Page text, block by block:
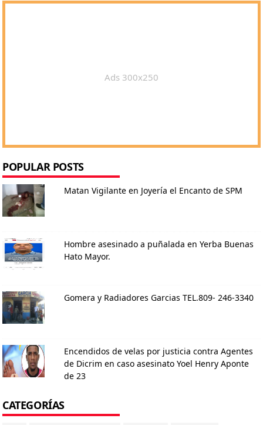
Ads 300x250
POPULAR POSTS
Matan Vigilante en Joyería el Encanto de SPM
Hombre asesinado a puñalada en Yerba Buenas
Hato Mayor.
Gomera y Radiadores Garcias TEL.809- 246-3340
Encendidos de velas por justicia contra Agentes
de Dicrim en caso asesinato Yoel Henry Aponte
de 23
CATEGORÍAS